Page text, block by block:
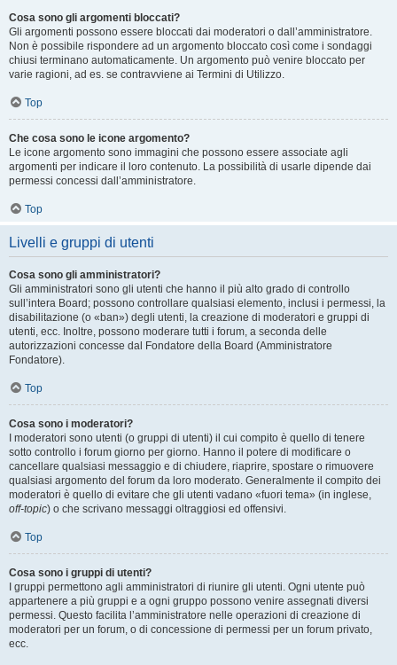
Cosa sono gli argomenti bloccati?
Gli argomenti possono essere bloccati dai moderatori o dall’amministratore.
Non è possibile rispondere ad un argomento bloccato così come i sondaggi
chiusi terminano automaticamente. Un argomento può venire bloccato per
varie ragioni, ad es. se contravviene ai Termini di Utilizzo.
Top
Che cosa sono le icone argomento?
Le icone argomento sono immagini che possono essere associate agli
argomenti per indicare il loro contenuto. La possibilità di usarle dipende dai
permessi concessi dall’amministratore.
Top
Livelli e gruppi di utenti
Cosa sono gli amministratori?
Gli amministratori sono gli utenti che hanno il più alto grado di controllo
sull’intera Board; possono controllare qualsiasi elemento, inclusi i permessi, la
disabilitazione (o «ban») degli utenti, la creazione di moderatori e gruppi di
utenti, ecc. Inoltre, possono moderare tutti i forum, a seconda delle
autorizzazioni concesse dal Fondatore della Board (Amministratore
Fondatore).
Top
Cosa sono i moderatori?
I moderatori sono utenti (o gruppi di utenti) il cui compito è quello di tenere
sotto controllo i forum giorno per giorno. Hanno il potere di modificare o
cancellare qualsiasi messaggio e di chiudere, riaprire, spostare o rimuovere
qualsiasi argomento del forum da loro moderato. Generalmente il compito dei
moderatori è quello di evitare che gli utenti vadano «fuori tema» (in inglese,
off-topic) o che scrivano messaggi oltraggiosi ed offensivi.
Top
Cosa sono i gruppi di utenti?
I gruppi permettono agli amministratori di riunire gli utenti. Ogni utente può
appartenere a più gruppi e a ogni gruppo possono venire assegnati diversi
permessi. Questo facilita l’amministratore nelle operazioni di creazione di
moderatori per un forum, o di concessione di permessi per un forum privato,
ecc.